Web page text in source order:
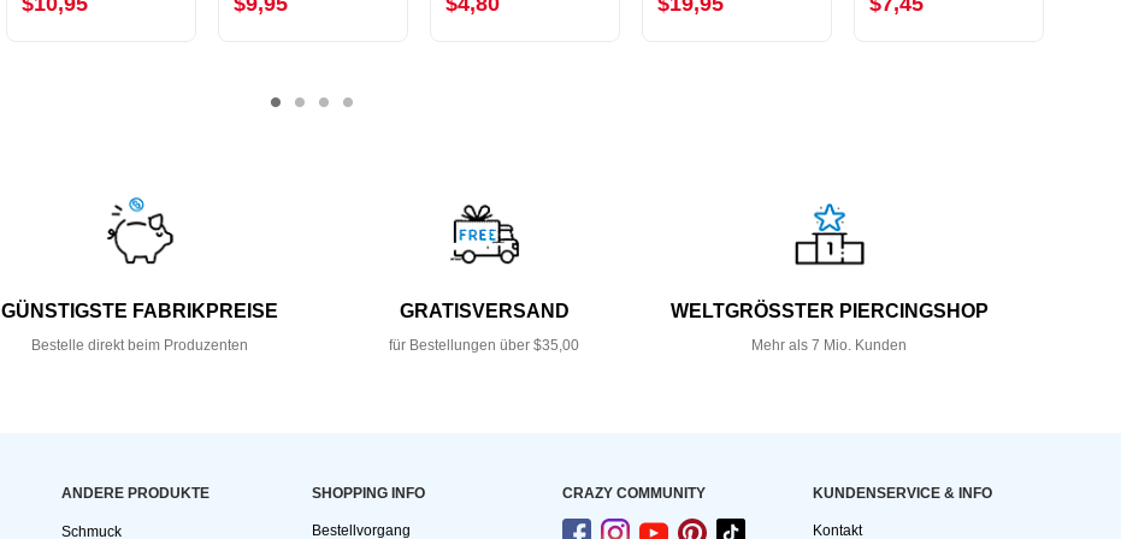
GÜNSTIGSTE FABRIKPREISE
Bestelle direkt beim Produzenten
GRATISVERSAND
für Bestellungen über $35,00
WELTGRÖSSTER PIERCINGSHOP
Mehr als 7 Mio. Kunden
ANDERE PRODUKTE
Schmuck
SHOPPING INFO
Bestellvorgang
CRAZY COMMUNITY KUNDEN­SERVICE & INFO
Kontakt